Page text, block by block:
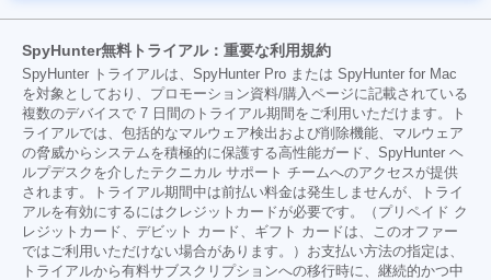
SpyHunter無料トライアル：重要な利用規約
SpyHunter トライアルは、SpyHunter Pro または SpyHunter for Mac
を対象としており、プロモーション資料/購入ページに記載されている
複数のデバイスで 7 日間のトライアル期間をご利用いただけます。ト
ライアルでは、包括的なマルウェア検出および削除機能、マルウェア
の脅威からシステムを積極的に保護する高性能ガード、SpyHunter ヘ
ルプデスクを介したテクニカル サポート チームへのアクセスが提供
されます。トライアル期間中は前払い料金は発生しませんが、トライ
アルを有効にするにはクレジットカードが必要です。（プリペイド ク
レジットカード、デビット カード、ギフト カードは、このオファー
ではご利用いただけない場合があります。）お支払い方法の指定は、
トライアルから有料サブスクリプションへの移行時に、継続的かつ中